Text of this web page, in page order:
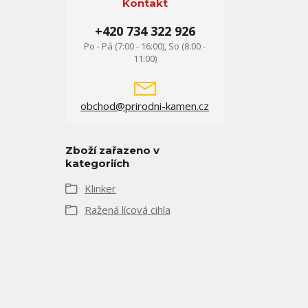
Kontakt
+420 734 322 926
Po - Pá (7:00 - 16:00), So (8:00 -
11:00)
obchod@prirodni-kamen.cz
Zboží zařazeno v
kategoriích
Klinker
Ražená lícová cihla